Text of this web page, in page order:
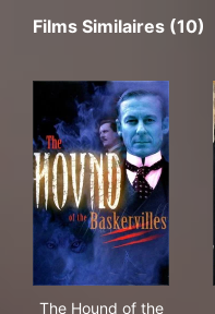
Films Similaires (10)
The Hound of the